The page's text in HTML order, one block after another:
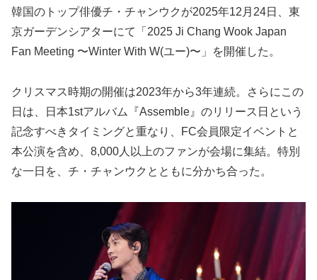
韓国のトップ俳優チ・チャンウクが2025年12月24日、東
京ガーデンシアターにて「2025 Ji Chang Wook Japan
Fan Meeting 〜Winter With W(ユー)〜」を開催した。
クリスマス時期の開催は2023年から3年連続。さらにこの
日は、日本1stアルバム『Assemble』のリリース日という
記念すべきタイミングと重なり、FC会員限定イベントと
本公演を含め、8,000人以上のファンが会場に集結。特別
な一日を、チ・チャンウクとともに分かち合った。